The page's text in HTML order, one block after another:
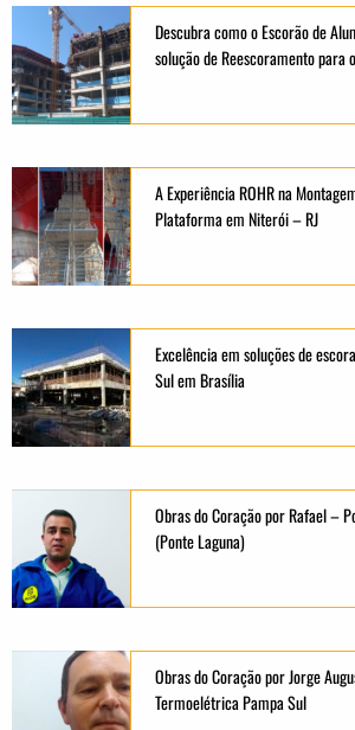
Descubra como o Escorão de
solução de Reescoramento para
A Experiência ROHR na
Plataforma em Niterói – RJ
Excelência em soluções de
Sul em Brasília
Obras do Coração por Rafael –
(Ponte Laguna)
Obras do Coração por Jorge
Termoelétrica Pampa Sul